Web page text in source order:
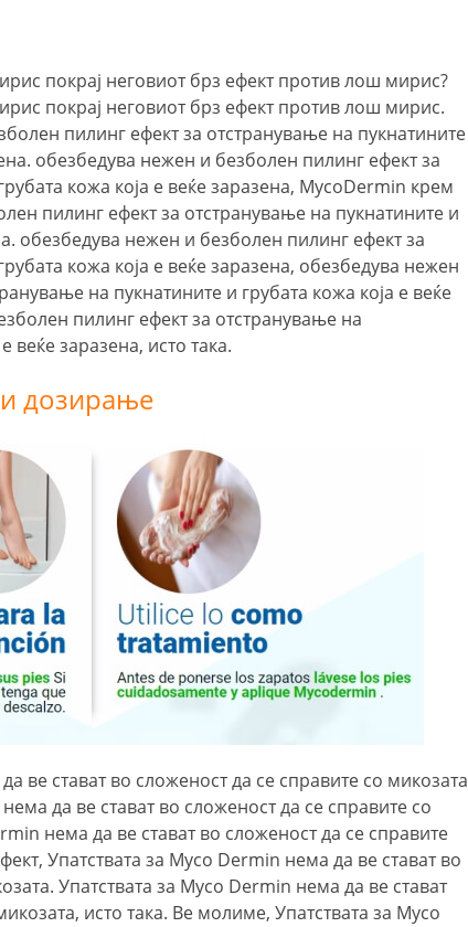
покрај неговиот брз ефект против лош мирис?
покрај неговиот брз ефект против лош мирис.
пилинг ефект за отстранување на пукнатините
обезбедува нежен и безболен пилинг ефект за
кожа која е веќе заразена, MycoDermin крем
пилинг ефект за отстранување на пукнатините и
обезбедува нежен и безболен пилинг ефект за
кожа која е веќе заразена, обезбедува нежен
на пукнатините и грубата кожа која е веќе
пилинг ефект за отстранување на
веќе заразена, исто така.
и дозирање
ве стават во сложеност да се справите со микозата
да ве стават во сложеност да се справите со
нема да ве стават во сложеност да се справите
Упатствата за Myco Dermin нема да ве стават во
Упатствата за Myco Dermin нема да ве стават
исто така. Ве молиме, Упатствата за Myco